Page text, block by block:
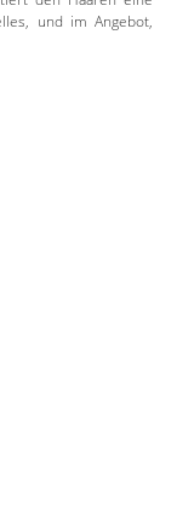
und im Angebot,